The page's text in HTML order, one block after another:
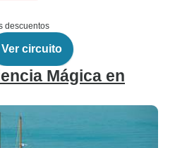
descuentos
Ver circuito
Mágica en